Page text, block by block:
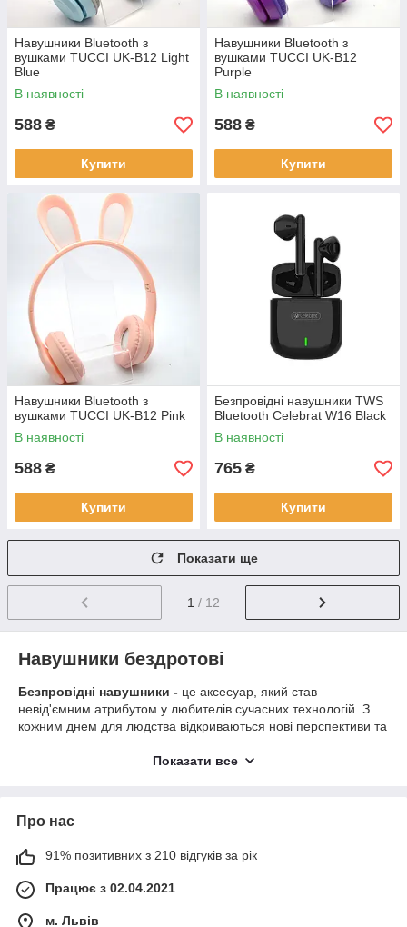
Навушники Bluetooth з
вушками TUCCI UK-B12 Light
Blue
В наявності
588 ₴
Купити
Навушники Bluetooth з
вушками TUCCI UK-B12
Purple
В наявності
588 ₴
Купити
Навушники Bluetooth з
вушками TUCCI UK-B12 Pink
В наявності
588 ₴
Купити
Безпровідні навушники TWS
Bluetooth Celebrat W16 Black
В наявності
765 ₴
Купити
Показати ще
1 / 12
Навушники бездротові
Безпровідні навушники - це аксесуар, який став
невід'ємним атрибутом у любителів сучасних технологій. З
кожним днем для людства відкриваються нові перспективи та
дротів. Так, можна насолоджуватися улюбленою музикою,
Бездротові навушники: основні
різновиди
Перед тим, яккупити бездротові навушники
визначитися з моделлю. Не на всіх виробах є кнопки
Показати все
Про нас
91% позитивних з 210 відгуків за рік
Працює з 02.04.2021
м. Львів